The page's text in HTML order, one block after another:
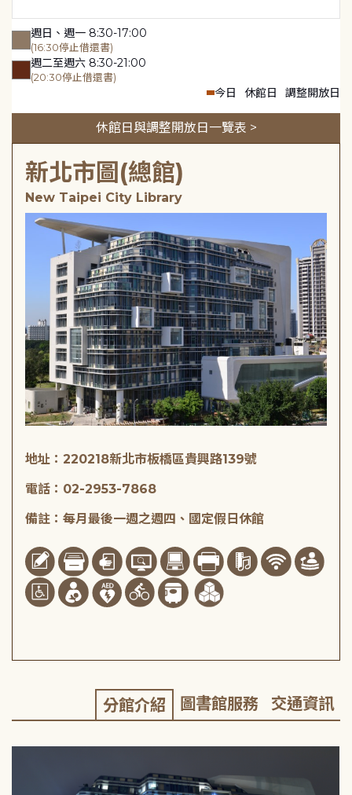
週日、週一 8:30-17:00
(16:30停止借還書)
週二至週六 8:30-21:00
(20:30停止借還書)
今日 休館日 調整開放日
休館日與調整開放日一覽表 >
新北市圖(總館)
New Taipei City Library
地址：220218新北市板橋區貴興路139號
電話：02-2953-7868
備註：每月最後一週之週四、國定假日休館
分館介紹 圖書館服務 交通資訊